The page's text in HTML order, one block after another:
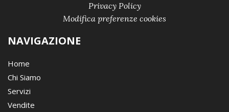
Privacy Policy
Modifica preferenze cookies
NAVIGAZIONE
Home
Chi Siamo
Servizi
Vendite